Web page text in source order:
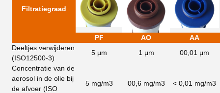
Filtratiegraad
PF AO
AA
Deeltjes verwijderen
(ISO12500-3)
5 μm 1 μm
00,01 μm
Concentratie van de
aerosol in de olie bij
de afvoer (ISO
5 mg/m3 00,6 mg/m3 < 0,01 mg/m3